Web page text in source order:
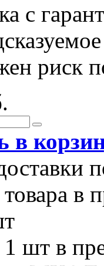
с
риск
в
товара
1 шт в